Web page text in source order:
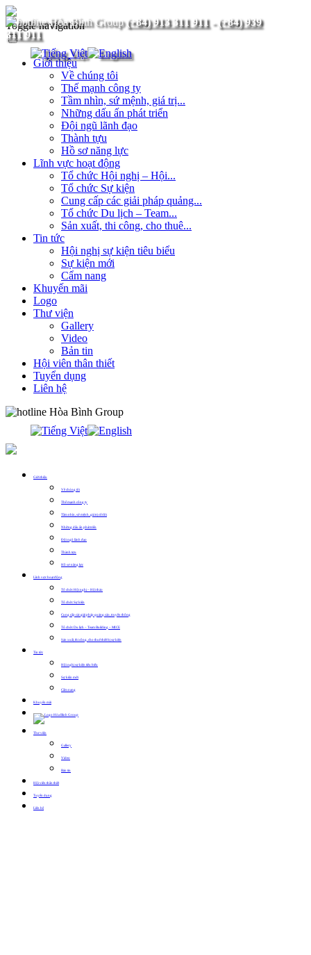
(+84) 913 311 911- (+84) 939
311 911
Toggle navigation
Giới thiệu
Về chúng tôi
Thế mạnh công ty
Tầm nhìn, sứ mệnh, giá trị...
Những dấu ấn phát triển
Đội ngũ lãnh đạo
Thành tựu
Hồ sơ năng lực
Lĩnh vực hoạt động
Tổ chức Hội nghị – Hội...
Tổ chức Sự kiện
Cung cấp các giải pháp quảng...
Tổ chức Du lịch – Team...
Sản xuất, thi công, cho thuê...
Tin tức
Hội nghị sự kiện tiêu biểu
Sự kiện mới
Cẩm nang
Khuyến mãi
Logo
Thư viện
Gallery
Video
Bản tin
Hội viên thân thiết
Tuyển dụng
Liên hệ
Giới thiệu
Về chúng tôi
Thế mạnh công ty
Tầm nhìn, sứ mệnh, giá trị cốt lõi
Những dấu ấn phát triển
Đội ngũ lãnh đạo
Thành tựu
Hồ sơ năng lực
Lĩnh vực hoạt động
Tổ chức Hội nghị – Hội thảo
Tổ chức Sự kiện
Cung cấp các giải pháp quảng cáo, truyền thông
Tổ chức Du lịch – Team Building – MICE
Sản xuất, thi công, cho thuê thiết bị sự kiện
Tin tức
Hội nghị sự kiện tiêu biểu
Sự kiện mới
Cẩm nang
Khuyến mãi
Thư viện
Gallery
Video
Bản tin
Hội viên thân thiết
Tuyển dụng
Liên hệ